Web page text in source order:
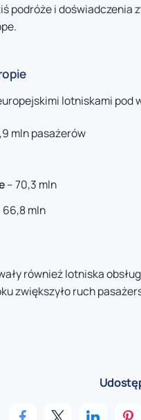
podróże i doświadczenia
lotniskami pod
mln pasażerów
– 70,3 mln
66,8 mln
również lotniska
zwiększyło ruch